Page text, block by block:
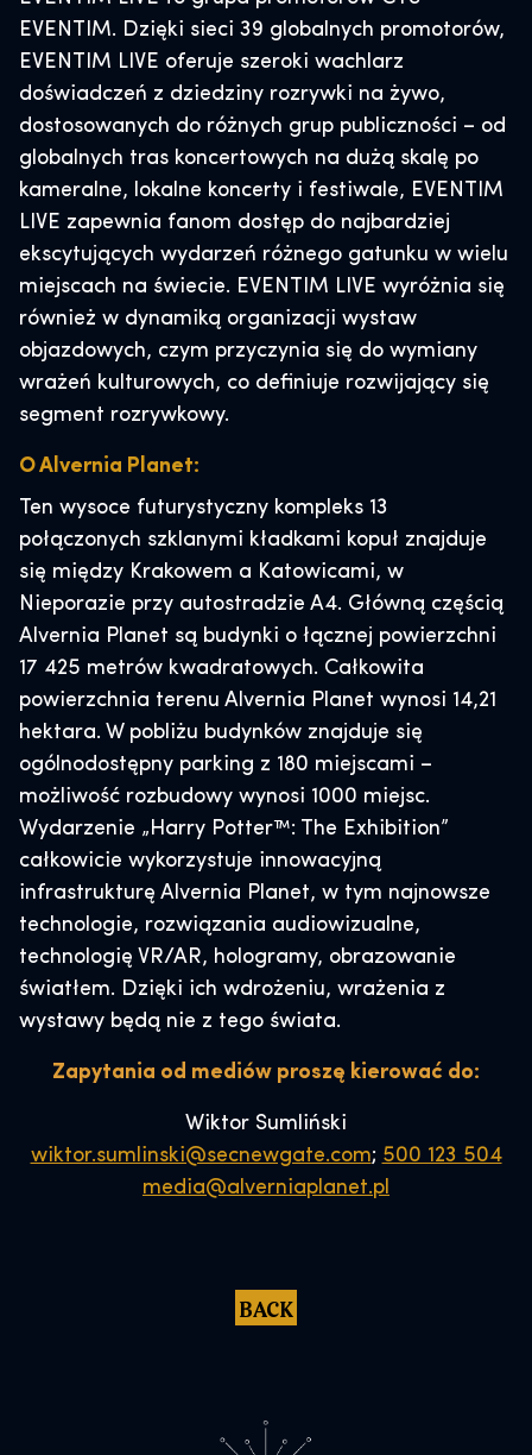
EVENTIM. Dzięki sieci 39 globalnych promotorów,
EVENTIM LIVE oferuje szeroki wachlarz
doświadczeń z dziedziny rozrywki na żywo,
dostosowanych do różnych grup publiczności – od
globalnych tras koncertowych na dużą skalę po
kameralne, lokalne koncerty i festiwale, EVENTIM
LIVE zapewnia fanom dostęp do najbardziej
ekscytujących wydarzeń różnego gatunku w wielu
miejscach na świecie. EVENTIM LIVE wyróżnia się
również w dynamiką organizacji wystaw
objazdowych, czym przyczynia się do wymiany
wrażeń kulturowych, co definiuje rozwijający się
segment rozrywkowy.
O Alvernia Planet:
Ten wysoce futurystyczny kompleks 13
połączonych szklanymi kładkami kopuł znajduje
się między Krakowem a Katowicami, w
Nieporazie przy autostradzie A4. Główną częścią
Alvernia Planet są budynki o łącznej powierzchni
17 425 metrów kwadratowych. Całkowita
powierzchnia terenu Alvernia Planet wynosi 14,21
hektara. W pobliżu budynków znajduje się
ogólnodostępny parking z 180 miejscami –
możliwość rozbudowy wynosi 1000 miejsc.
Wydarzenie „Harry Potter™: The Exhibition”
całkowicie wykorzystuje innowacyjną
infrastrukturę Alvernia Planet, w tym najnowsze
technologie, rozwiązania audiowizualne,
technologię VR/AR, hologramy, obrazowanie
światłem. Dzięki ich wdrożeniu, wrażenia z
wystawy będą nie z tego świata.
Zapytania od mediów proszę kierować do:
Wiktor Sumliński
wiktor.sumlinski@secnewgate.com; 500 123 504
media@alverniaplanet.pl
BACK